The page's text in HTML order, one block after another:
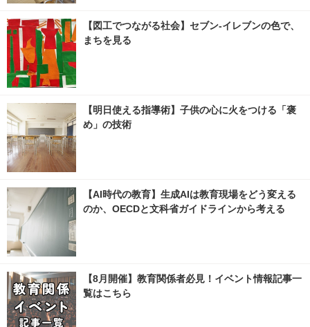
【図工でつながる社会】セブン‐イレブンの色で、
まちを見る
【明日使える指導術】子供の心に火をつける「褒
め」の技術
【AI時代の教育】生成AIは教育現場をどう変える
のか、OECDと文科省ガイドラインから考える
【8月開催】教育関係者必見！イベント情報記事一
覧はこちら